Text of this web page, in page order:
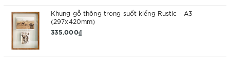
Khung gỗ thông trong suốt kiếng Rustic - A3
(297x420mm)
335.000₫